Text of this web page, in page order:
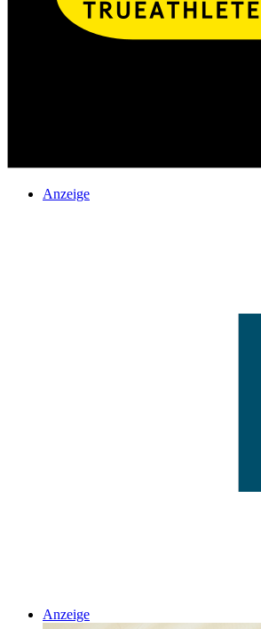
Anzeige
Anzeige